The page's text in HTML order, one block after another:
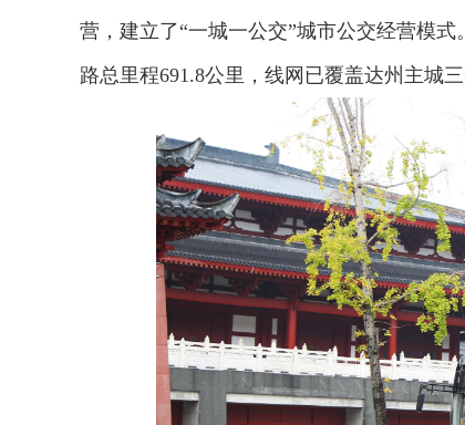
营，建立了“一城一公交”城市公交经营模
路总里程691.8公里，线网已覆盖达州主城